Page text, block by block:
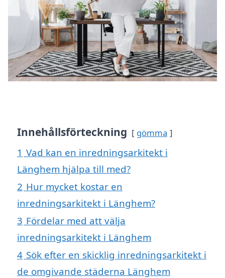
Innehållsförteckning gömma
1 Vad kan en inredningsarkitekt i
Länghem hjälpa till med?
2 Hur mycket kostar en
inredningsarkitekt i Länghem?
3 Fördelar med att välja
inredningsarkitekt i Länghem
4 Sök efter en skicklig inredningsarkitekt i
de omgivande städerna Länghem